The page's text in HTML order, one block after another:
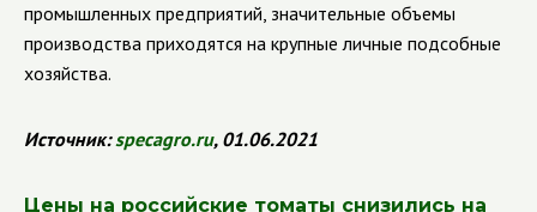
промышленных предприятий, значительные объемы
производства приходятся на крупные личные подсобные
хозяйства.
Источник:specagro.ru, 01.06.2021
Цены на российские томаты снизились на